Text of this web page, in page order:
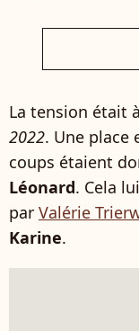
La tension était
2022. Une place
coups étaient
Léonard. Cela
par Valérie
Karine.